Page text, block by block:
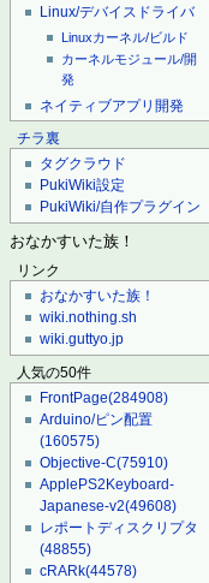
Linux/デバイスドライバ
Linuxカーネル/ビルド
カーネルモジュール/開
発
ネイティブアプリ開発
チラ裏
タグクラウド
PukiWiki設定
PukiWiki/自作プラグイン
おなかすいた族！
リンク
おなかすいた族！
wiki.nothing.sh
wiki.guttyo.jp
人気の50件
FrontPage(284908)
Arduino/ピン配置
(160575)
Objective-C(75910)
ApplePS2Keyboard-
Japanese-v2(49608)
レポートディスクリプタ
(48855)
cRARk(44578)